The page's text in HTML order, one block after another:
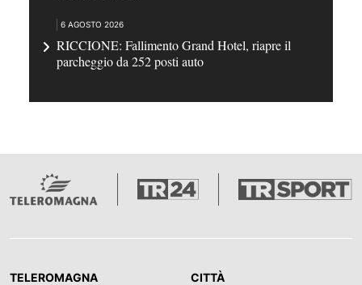
6 AGOSTO 2026
RICCIONE: Fallimento Grand Hotel, riapre il
parcheggio da 252 posti auto
TELEROMAGNA CITTÀ